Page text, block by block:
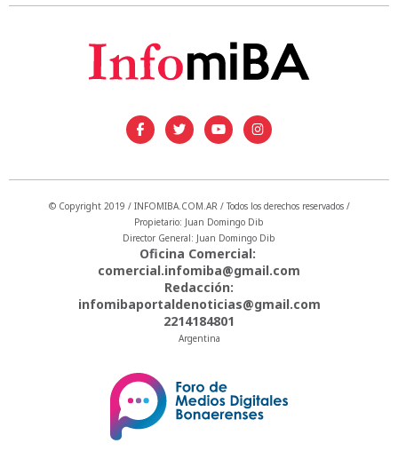
© Copyright 2019 / INFOMIBA.COM.AR / Todos los derechos reservados /
Propietario: Juan Domingo Dib
Director General: Juan Domingo Dib
Oficina Comercial:
comercial.infomiba@gmail.com
Redacción:
infomibaportaldenoticias@gmail.com
2214184801
Argentina